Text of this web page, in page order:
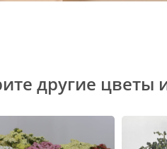
другие цветы